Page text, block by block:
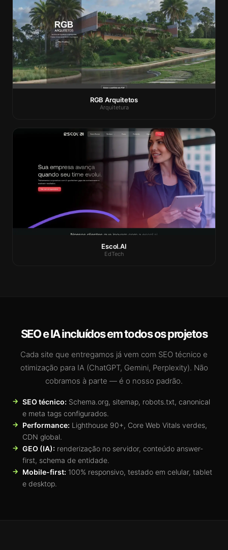
RGB Arquitetos
Arquitetura
Escol.AI
EdTech
SEO e IA incluídos em todos os projetos
Cada site que entregamos já vem com SEO técnico e
otimização para IA (ChatGPT, Gemini, Perplexity). Não
cobramos à parte — é o nosso padrão.
SEO técnico: Schema.org, sitemap, robots.txt, canonical
e meta tags configurados.
Performance: Lighthouse 90+, Core Web Vitals verdes,
CDN global.
GEO (IA): renderização no servidor, conteúdo answer-
first, schema de entidade.
Mobile-first: 100% responsivo, testado em celular, tablet
e desktop.